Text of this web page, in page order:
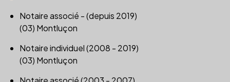
Notaire associé - (depuis 2019)
(03) Montluçon
Notaire individuel (2008 - 2019)
(03) Montluçon